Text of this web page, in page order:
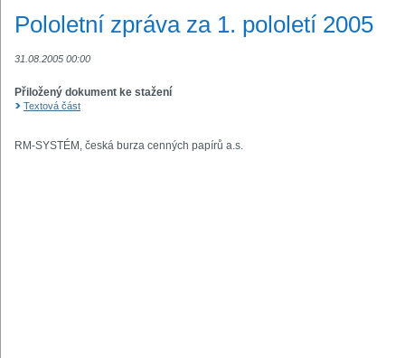
Pololetní zpráva za 1. pololetí 2005
31.08.2005 00:00
Přiložený dokument ke stažení
Textová část
RM-SYSTÉM, česká burza cenných papírů a.s.